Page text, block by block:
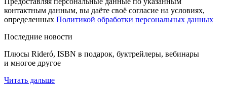
контактным данным, вы даёте своё согласие на условиях,
определенных Политикой обработки персональных данных
Последние новости
Плюсы Rideró, ISBN в подарок, буктрейлеры, вебинары
и многое другое
Читать дальше